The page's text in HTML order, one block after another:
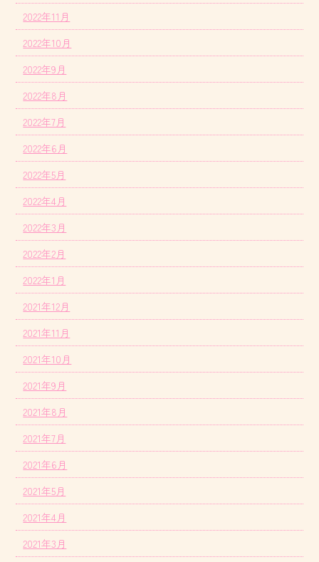
2022年11月
2022年10月
2022年9月
2022年8月
2022年7月
2022年6月
2022年5月
2022年4月
2022年3月
2022年2月
2022年1月
2021年12月
2021年11月
2021年10月
2021年9月
2021年8月
2021年7月
2021年6月
2021年5月
2021年4月
2021年3月